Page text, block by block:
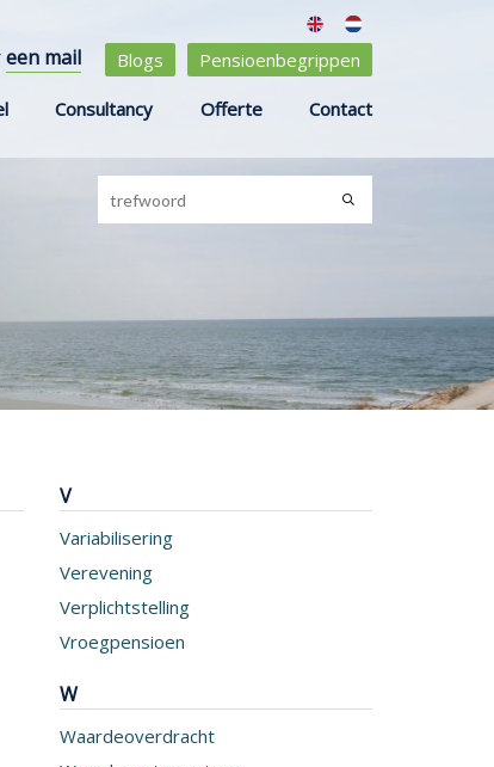
een mail Blogs Pensioenbegrippen
Consultancy Offerte Contact
V
Variabilisering
Verevening
Verplichtstelling
Vroegpensioen
W
Waardeoverdracht